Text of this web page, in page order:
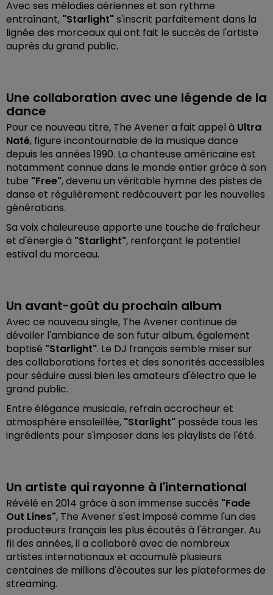
Avec ses mélodies aériennes et son rythme
entraînant, "Starlight"s'inscrit parfaitement dans la
lignée des morceaux qui ont fait le succès de l'artiste
auprès du grand public.
Une collaboration avec une légende de la
dance
Pour ce nouveau titre, The Avener a fait appel à Ultra
Naté, figure incontournable de la musique dance
depuis les années 1990. La chanteuse américaine est
notamment connue dans le monde entier grâce à son
tube "Free", devenu un véritable hymne des pistes de
danse et régulièrement redécouvert par les nouvelles
générations.
Sa voix chaleureuse apporte une touche de fraîcheur
et d'énergie à "Starlight", renforçant le potentiel
estival du morceau.
Un avant-goût du prochain album
Avec ce nouveau single, The Avener continue de
dévoiler l'ambiance de son futur album, également
baptisé "Starlight". Le DJ français semble miser sur
des collaborations fortes et des sonorités accessibles
pour séduire aussi bien les amateurs d'électro que le
grand public.
Entre élégance musicale, refrain accrocheur et
atmosphère ensoleillée, "Starlight" possède tous les
ingrédients pour s'imposer dans les playlists de l'été.
Un artiste qui rayonne à l'international
Révélé en 2014 grâce à son immense succès "Fade
Out Lines", The Avener s'est imposé comme l'un des
producteurs français les plus écoutés à l'étranger. Au
fil des années, il a collaboré avec de nombreux
artistes internationaux et accumulé plusieurs
centaines de millions d'écoutes sur les plateformes de
streaming.